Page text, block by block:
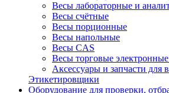
Весы лабораторные и
Весы счётные
Весы порционные
Весы напольные
Весы CAS
Весы торговые электронные
Аксессуары и запчасти для
Этикетировщики
Оборудование для проверки,